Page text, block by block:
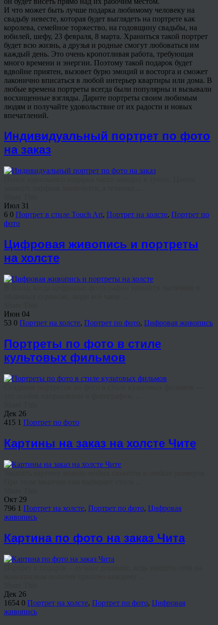
И что может быть лучше подарка любимому человеку на
свадьбу невесте, которая будет выглядеть на портрете как
королева, семейное торжество, на годовщину свадьбы, на
юбилей, шефу, 23 февраля, 8 марта. Храниться такой портрет
будет всю жизнь, а друзья и родные смогут любоваться им
каждый день. Это очень кропотливая работа, требующая
много времени и энергии. Поэтому такой подарок будет
вдвойне приятен, вызовет бурю эмоций и восторга и сможет
лаконично вписаться в любой интерьер квартиры или дома. В
любые времена портреты всегда были популярны и вызывали
восхищенные взгляды. Дарите портреты своим любимым
людям и получайте удовольствие от их радости и новых
впечатлений.
Индивидуальный портрет по фото
на заказ
Июл 31
6 0 Портрет в стиле Touch Art, Портрет на холсте, Портрет по
фото
Цифровая живопись и портреты
на холсте
Июн 04
53 0 Портрет на холсте, Портрет по фото, Цифровая живопись
Портреты по фото в стиле
культовых фильмов
Дек 26
415 1 Портрет по фото
Картины на заказ на холсте Чите
Окт 29
796 1 Портрет на холсте, Портрет по фото, Цифровая
живопись
Картина по фото на заказ Чита
Дек 26
1654 0 Портрет на холсте, Портрет по фото, Цифровая
живопись